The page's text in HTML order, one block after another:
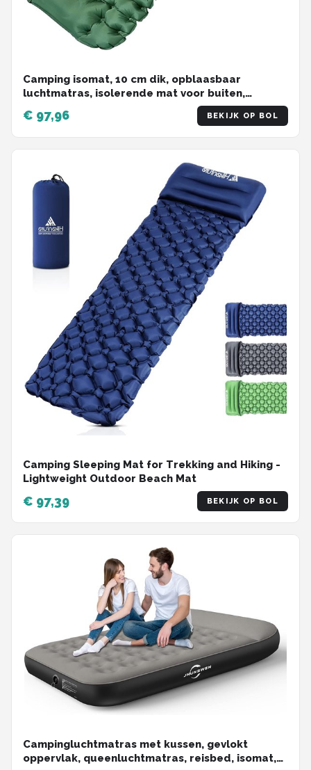
Camping isomat, 10 cm dik, opblaasbaar
luchtmatras, isolerende mat voor buiten,
ultralicht, vochtbestendig, waterdicht en antislip
€ 97,96 BEKIJK OP BOL
Camping Sleeping Mat for Trekking and Hiking -
Lightweight Outdoor Beach Mat
€ 97,39 BEKIJK OP BOL
Campingluchtmatras met kussen, gevlokt
oppervlak, queenluchtmatras, reisbed, isomat,